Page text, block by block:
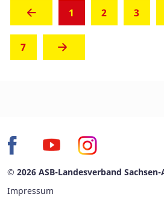
1 (aktuell)
2 3
7
© 2026 ASB-Landesverband
Impressum